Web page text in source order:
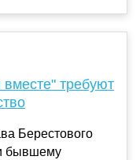
требуют
Берестового
бывшему